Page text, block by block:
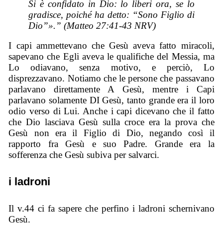
Si è confidato in Dio: lo liberi ora, se lo
gradisce, poiché ha detto: “Sono Figlio di
Dio”».” (Matteo 27:41-43 NRV)
I capi ammettevano che Gesù aveva fatto miracoli,
sapevano che Egli aveva le qualifiche del Messia, ma
Lo odiavano, senza motivo, e perciò, Lo
disprezzavano. Notiamo che le persone che passavano
parlavano direttamente A Gesù, mentre i Capi
parlavano solamente DI Gesù, tanto grande era il loro
odio verso di Lui. Anche i capi dicevano che il fatto
che Dio lasciava Gesù sulla croce era la prova che
Gesù non era il Figlio di Dio, negando così il
rapporto fra Gesù e suo Padre. Grande era la
sofferenza che Gesù subiva per salvarci.
i ladroni
Il v.44 ci fa sapere che perfino i ladroni schernivano
Gesù.